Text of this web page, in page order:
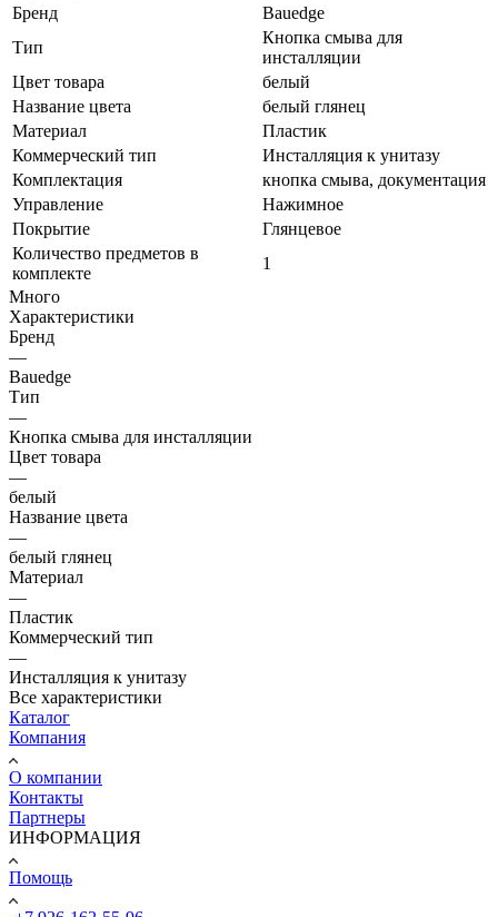
Бренд
Bauedge
Тип
Кнопка смыва для
инсталляции
Цвет товара
белый
Название цвета
белый глянец
Материал
Пластик
Коммерческий тип
Инсталляция к унитазу
Комплектация
кнопка смыва, документация
Управление
Нажимное
Покрытие
Глянцевое
Количество предметов в
комплекте
1
Много
Характеристики
Бренд
—
Bauedge
Тип
—
Кнопка смыва для инсталляции
Цвет товара
—
белый
Название цвета
—
белый глянец
Материал
—
Пластик
Коммерческий тип
—
Инсталляция к унитазу
Все характеристики
Каталог
Компания
О компании
Контакты
Партнеры
ИНФОРМАЦИЯ
Помощь